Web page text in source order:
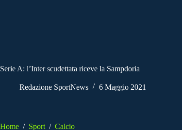
Serie A: l’Inter scudettata riceve la Sampdoria
Redazione SportNews 6 Maggio 2021
Home / Sport / Calcio